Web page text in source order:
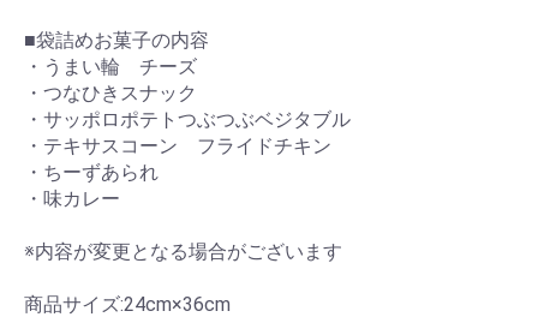
■袋詰めお菓子の内容
・うまい輪 チーズ
・つなひきスナック
・サッポロポテトつぶつぶベジタブル
・テキサスコーン フライドチキン
・ちーずあられ
・味カレー
※内容が変更となる場合がございます
商品サイズ:24cm×36cm